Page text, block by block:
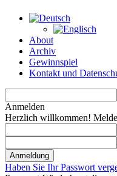
About
Archiv
Gewinnspiel
Kontakt und
Anmelden
Herzlich willkommen!
Haben Sie Ihr Passwort